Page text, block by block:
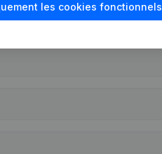
les cookies fonctionnels